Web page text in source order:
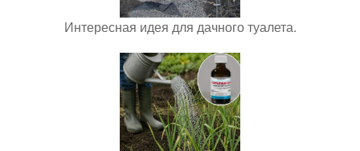
Интересная идея для дачного туалета.